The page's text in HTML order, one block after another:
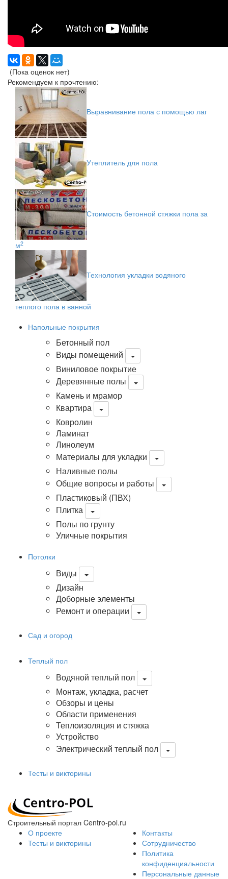
(Пока оценок нет)
Рекомендуем к прочтению:
Выравнивание пола с помощью лаг
Утеплитель для пола
Стоимость бетонной стяжки пола за
м2
Технология укладки водяного
теплого пола в ванной
Напольные покрытия
Бетонный пол
Виды помещений
Виниловое покрытие
Деревянные полы
Камень и мрамор
Квартира
Ковролин
Ламинат
Линолеум
Материалы для укладки
Наливные полы
Общие вопросы и работы
Пластиковый (ПВХ)
Плитка
Полы по грунту
Уличные покрытия
Потолки
Виды
Дизайн
Доборные элементы
Ремонт и операции
Сад и огород
Теплый пол
Водяной теплый пол
Монтаж, укладка, расчет
Обзоры и цены
Области применения
Теплоизоляция и стяжка
Устройство
Электрический теплый пол
Тесты и викторины
Строительный портал Centro-pol.ru
О проекте
Тесты и викторины
Контакты
Сотрудничество
Политика
конфиденциальности
Персональные данные